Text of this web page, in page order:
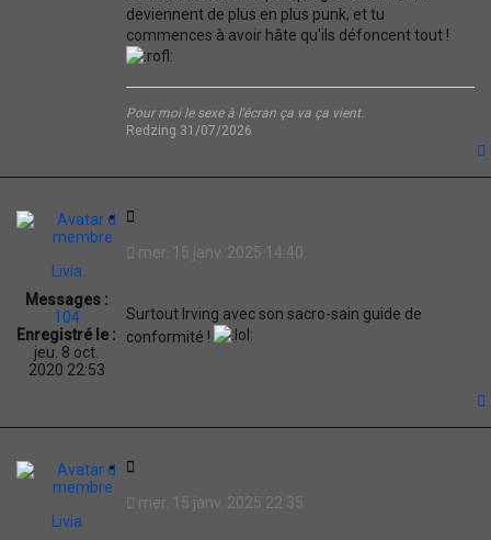
deviennent de plus en plus punk, et tu
commences à avoir hâte qu'ils défoncent tout !
Pour moi le sexe à l'écran ça va ça vient.
Redzing 31/07/2026
Livia
Messages :
104
Enregistré le :
jeu. 8 oct.
2020 22:53
t
o
mer. 15 janv. 2025 14:40
Surtout Irving avec son sacro-sain guide de
conformité !
Livia
tmer. 15 janv. 2025 22:35